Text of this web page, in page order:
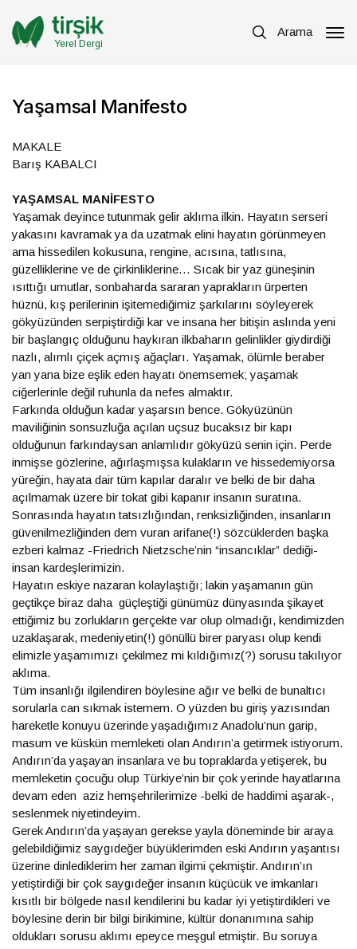
Yerel Dergi
Arama
Yaşamsal Manifesto
MAKALE
Barış KABALCI
YAŞAMSAL MANİFESTO
Yaşamak deyince tutunmak gelir aklıma ilkin. Hayatın serseri
yakasını kavramak ya da uzatmak elini hayatın görünmeyen
ama hissedilen kokusuna, rengine, acısına, tatlısına,
güzelliklerine ve de çirkinliklerine… Sıcak bir yaz güneşinin
ısıttığı umutlar, sonbaharda sararan yaprakların ürperten
hüznü, kış perilerinin işitemediğimiz şarkılarını söyleyerek
gökyüzünden serpiştirdiği kar ve insana her bitişin aslında yeni
bir başlangıç olduğunu haykıran ilkbaharın gelinlikler giydirdiği
nazlı, alımlı çiçek açmış ağaçları. Yaşamak, ölümle beraber
yan yana bize eşlik eden hayatı önemsemek; yaşamak
ciğerlerinle değil ruhunla da nefes almaktır.
Farkında olduğun kadar yaşarsın bence. Gökyüzünün
maviliğinin sonsuzluğa açılan uçsuz bucaksız bir kapı
olduğunun farkındaysan anlamlıdır gökyüzü senin için. Perde
inmişse gözlerine, ağırlaşmışsa kulakların ve hissedemiyorsa
yüreğin, hayata dair tüm kapılar daralır ve belki de bir daha
açılmamak üzere bir tokat gibi kapanır insanın suratına.
Sonrasında hayatın tatsızlığından, renksizliğinden, insanların
güvenilmezliğinden dem vuran arifane(!) sözcüklerden başka
ezberi kalmaz -Friedrich Nietzsche’nin “insancıklar” dediği-
insan kardeşlerimizin.
Hayatın eskiye nazaran kolaylaştığı; lakin yaşamanın gün
geçtikçe biraz daha güçleştiği günümüz dünyasında şikayet
ettiğimiz bu zorlukların gerçekte var olup olmadığı, kendimizden
uzaklaşarak, medeniyetin(!) gönüllü birer paryası olup kendi
elimizle yaşamımızı çekilmez mi kıldığımız(?) sorusu takılıyor
aklıma.
Tüm insanlığı ilgilendiren böylesine ağır ve belki de bunaltıcı
sorularla can sıkmak istemem. O yüzden bu giriş yazısından
hareketle konuyu üzerinde yaşadığımız Anadolu’nun garip,
masum ve küskün memleketi olan Andırın’a getirmek istiyorum.
Andırın’da yaşayan insanlara ve bu topraklarda yetişerek, bu
memleketin çocuğu olup Türkiye’nin bir çok yerinde hayatlarına
devam eden aziz hemşehrilerimize -belki de haddimi aşarak-,
seslenmek niyetindeyim.
Gerek Andırın’da yaşayan gerekse yayla döneminde bir araya
gelebildiğimiz saygıdeğer büyüklerimden eski Andırın yaşantısı
üzerine dinlediklerim her zaman ilgimi çekmiştir. Andırın’ın
yetiştirdiği bir çok saygıdeğer insanın küçücük ve imkanları
kısıtlı bir bölgede nasıl kendilerini bu kadar iyi yetiştirdikleri ve
böylesine derin bir bilgi birikimine, kültür donanımına sahip
oldukları sorusu aklımı epeyce meşgul etmiştir. Bu soruya